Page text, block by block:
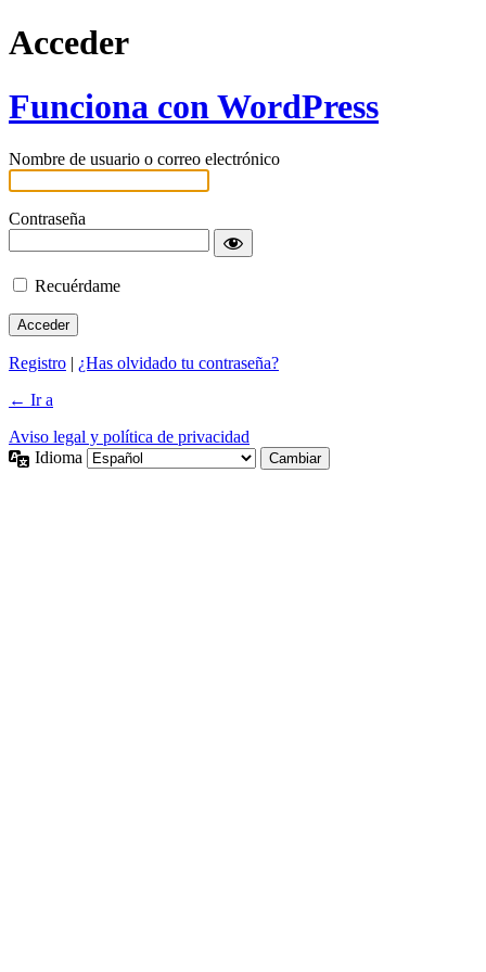
Acceder
Funciona con WordPress
Nombre de usuario o correo electrónico
Contraseña
Recuérdame
Registro | ¿Has olvidado tu contraseña?
← Ir a
Aviso legal y política de privacidad
Idioma